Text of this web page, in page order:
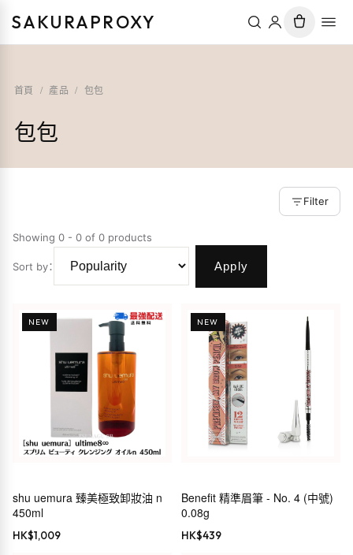
SAKURAPROXY
首頁 / 產品 / 包包
包包
Filter
Showing 0 - 0 of 0 products
Sort by： Apply
NEW
shu uemura 臻美極致卸妝油 n
450ml
HK$1,009
NEW
Benefit 精準眉筆 - No. 4 (中號)
0.08g
HK$439